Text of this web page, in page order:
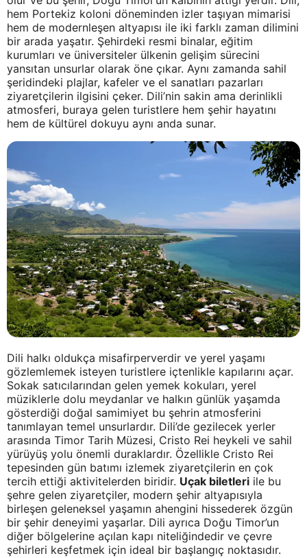
hem Portekiz koloni döneminden izler taşıyan mimarisi
hem de modernleşen altyapısı ile iki farklı zaman dilimini
bir arada yaşatır. Şehirdeki resmi binalar, eğitim
kurumları ve üniversiteler ülkenin gelişim sürecini
yansıtan unsurlar olarak öne çıkar. Aynı zamanda sahil
şeridindeki plajlar, kafeler ve el sanatları pazarları
ziyaretçilerin ilgisini çeker. Dili’nin sakin ama derinlikli
atmosferi, buraya gelen turistlere hem şehir hayatını
hem de kültürel dokuyu aynı anda sunar.
Dili halkı oldukça misafirperverdir ve yerel yaşamı
gözlemlemek isteyen turistlere içtenlikle kapılarını açar.
Sokak satıcılarından gelen yemek kokuları, yerel
müziklerle dolu meydanlar ve halkın günlük yaşamda
gösterdiği doğal samimiyet bu şehrin atmosferini
tanımlayan temel unsurlardır. Dili’de gezilecek yerler
arasında Timor Tarih Müzesi, Cristo Rei heykeli ve sahil
yürüyüş yolu önemli duraklardır. Özellikle Cristo Rei
tepesinden gün batımı izlemek ziyaretçilerin en çok
tercih ettiği aktivitelerden biridir. Uçak biletleri ile bu
şehre gelen ziyaretçiler, modern şehir altyapısıyla
birleşen geleneksel yaşamın ahengini hissederek özgün
bir şehir deneyimi yaşarlar. Dili ayrıca Doğu Timor’un
diğer bölgelerine açılan kapı niteliğindedir ve çevre
şehirleri keşfetmek için ideal bir başlangıç noktasıdır.